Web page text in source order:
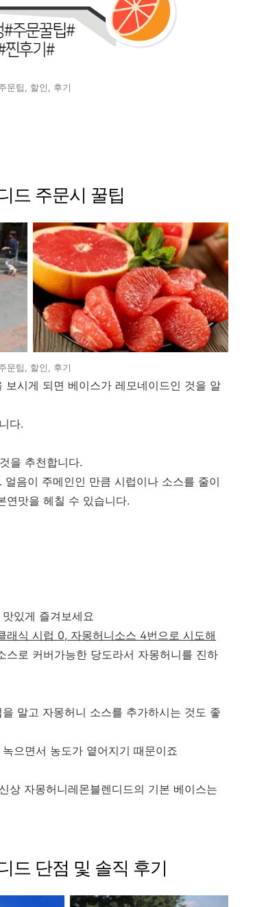
문팁, 할인, 후기
드 주문시 꿀팁
문팁, 할인, 후기
시게 되면 베이스가 레모네이드인 것을 알
다.
을 추천합니다.
음이 주메인인 만큼 시럽이나 소스를 줄이
연맛을 헤칠 수 있습니다.
있게 즐겨보세요
식 시럽 0, 자몽허니소스 4번으로 시도해
로 커버가능한 당도라서 자몽허니를 진하
말고 자몽허니 소스를 추가하시는 것도 좋
으면서 농도가 옅어지기 때문이죠
상 자몽허니레몬블렌디드의 기본 베이스는
드 단점 및 솔직 후기